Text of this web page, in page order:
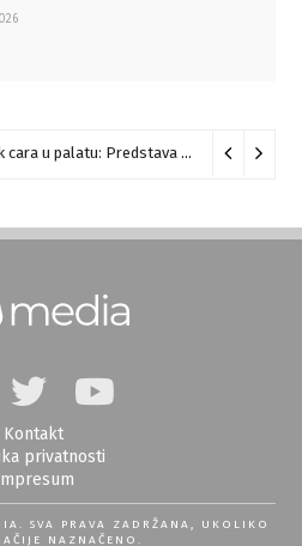
Simboličan povratak cara u palatu: Predstava “Galerije” na Romulijani
Kontakt
privatnosti
SVA PRAVA ZADRŽANA, UKOLIKO
NAZNAČENO.